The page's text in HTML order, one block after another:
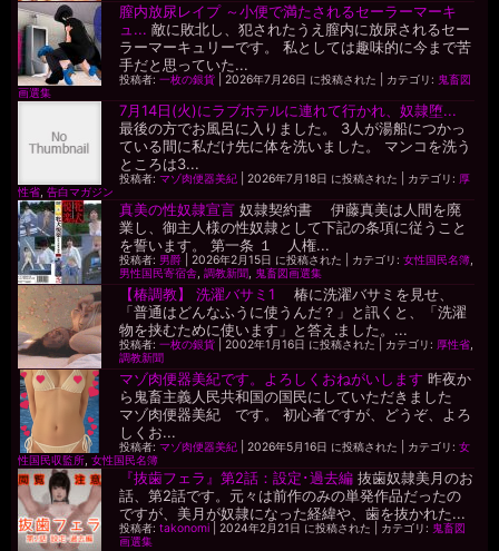
膣内放尿レイプ ～小便で満たされるセーラーマーキ
ュ... 敵に敗北し、犯されたうえ膣内に放尿されるセー
ラーマーキュリーです。 私としては趣味的に今まで苦
手だと思っていた...
投稿者:一枚の銀貨 |2026年7月26日 に投稿された カテゴリ: 鬼畜図
画選集
7月14日(火)にラブホテルに連れて行かれ、奴隷堕...
最後の方でお風呂に入りました。 3人が湯船につかっ
ている間に私だけ先に体を洗いました。 マンコを洗う
ところは3...
投稿者:マゾ肉便器美紀 |2026年7月18日 に投稿された カテゴリ: 厚
性省,告白マガジン
真美の性奴隷宣言 奴隷契約書 伊藤真美は人間を廃
業し、御主人様の性奴隷として下記の条項に従うこと
を誓います。 第一条 １ 人権...
投稿者: 男爵 |2026年2月15日 に投稿された カテゴリ:女性国民名簿,
男性国民寄宿舎,調教新聞, 鬼畜図画選集
【椿調教】 洗濯バサミ1
椿に洗濯バサミを見せ、
「普通はどんなふうに使うんだ？」と訊くと、「洗濯
物を挟むために使います」と答えました。...
投稿者:一枚の銀貨 |2002年1月16日 に投稿された カテゴリ: 厚性省,
調教新聞
マゾ肉便器美紀です。よろしくおねがいします 昨夜か
ら鬼畜主義人民共和国の国民にしていただきました
マゾ肉便器美紀 です。 初心者ですが、どうぞ、よろ
しくお...
投稿者:マゾ肉便器美紀 |2026年5月16日 に投稿された カテゴリ:女
性国民収監所,女性国民名簿
『抜歯フェラ』第2話：設定･過去編 抜歯奴隷美月のお
話、第2話です。元々は前作のみの単発作品だったの
ですが、美月が奴隷になった経緯や、歯を抜かれた...
投稿者:takonomi |2024年2月21日 に投稿された カテゴリ: 鬼畜図
画選集